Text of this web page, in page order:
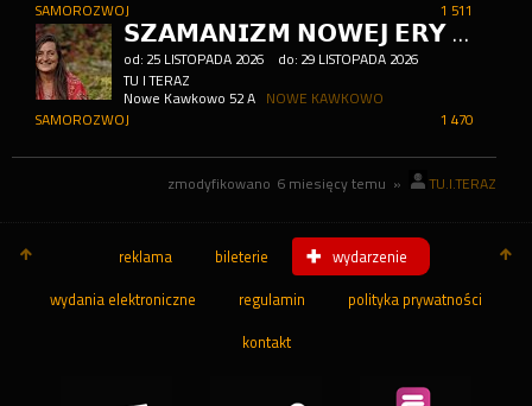
1 511
SAMOROZWOJ
𝗦𝗭𝗔𝗠𝗔𝗡𝗜𝗭𝗠 𝗡𝗢𝗪𝗘𝗝 𝗘𝗥𝗬 𝗘𝗡𝗘𝗥𝗚𝗘𝗧𝗬𝗖𝗭𝗡𝗘𝗝 Z FRANCOISE RAMBAUD
od: 25 LISTOPADA 2026 do: 29 LISTOPADA 2026
TU I TERAZ
Nowe Kawkowo 52 A
NOWE KAWKOWO
1 470
SAMOROZWOJ
zmodyfikowano 6 miesięcy temu » TU.I.TERAZ
reklama bileterie wydarzenie
wydania elektroniczne regulamin polityka prywatności
kontakt